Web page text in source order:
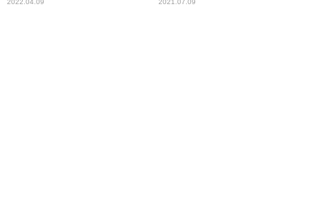
かす「いくらお金がなくて
2022.04.09 2021.07.09